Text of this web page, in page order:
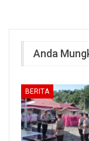
Anda
BERITA